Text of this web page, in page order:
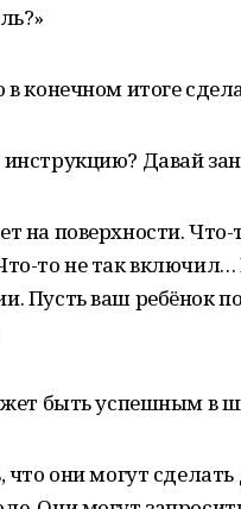
конечном итоге
Давай
на поверхности.
то не так
Пусть ваш ребёнок
быть успешным в
что они могут